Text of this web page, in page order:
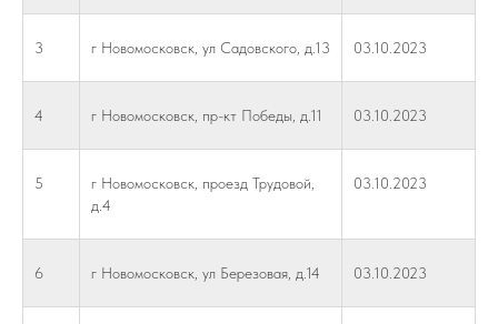
3 г Новомосковск, ул Садовского, д.13 03.10.2023
4 г Новомосковск, пр-кт Победы, д.11 03.10.2023
5
г Новомосковск, проезд Трудовой,
д.4
03.10.2023
6 г Новомосковск, ул Березовая, д.14 03.10.2023